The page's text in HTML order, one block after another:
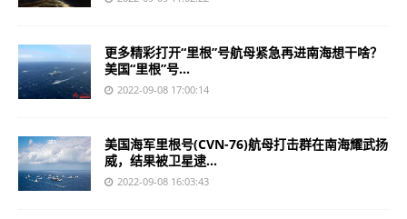
更多精彩打开“里根”号航母紧急再进南海想干啥？
美国“里根”号...
2022-09-08 17:00:14
美国海军里根号(CVN-76)航母打击群在南海耀武扬
威，结果被卫星逮...
2022-09-08 16:03:43